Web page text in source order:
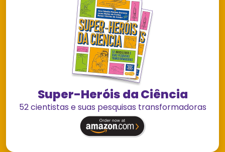
Super-Heróis da Ciência
52 cientistas e suas pesquisas transformadoras